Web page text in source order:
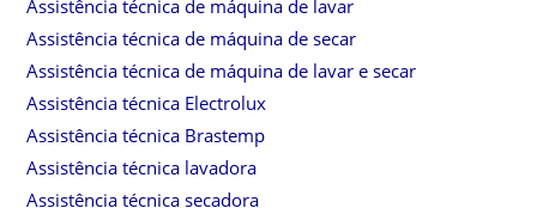
Assistência técnica de máquina de lavar
Assistência técnica de máquina de secar
Assistência técnica de máquina de lavar e secar
Assistência técnica Electrolux
Assistência técnica Brastemp
Assistência técnica lavadora
Assistência técnica secadora